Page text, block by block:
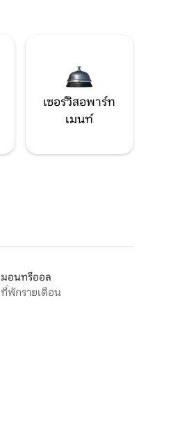
เซอร์วิสอพาร์ท
เมนท์
มอนทรีออล
ที่พักรายเดือน